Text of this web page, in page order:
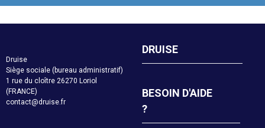
Druise
Siège sociale (bureau administratif)
1 rue du cloître 26270 Loriol
(FRANCE)
contact@druise.fr
DRUISE
BESOIN D'AIDE
?